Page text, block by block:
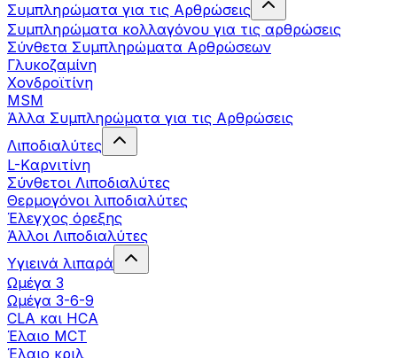
Συμπληρώματα για τις Αρθρώσεις
Συμπληρώματα κολλαγόνου για τις αρθρώσεις
Σύνθετα Συμπληρώματα Αρθρώσεων
Γλυκοζαμίνη
Χονδροϊτίνη
MSM
Άλλα Συμπληρώματα για τις Αρθρώσεις
Λιποδιαλύτες
L-Kαρνιτίνη
Σύνθετοι Λιποδιαλύτες
Θερμογόνοι λιποδιαλύτες
Έλεγχος όρεξης
Άλλοι Λιποδιαλύτες
Υγιεινά λιπαρά
Ωμέγα 3
Ωμέγα 3-6-9
CLA και HCA
Έλαιο MCT
Έλαιο κριλ